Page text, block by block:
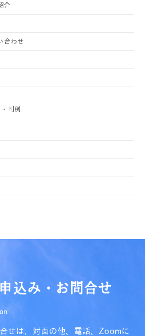
介
合わせ
判例
込み・お問合せ
せは、対面の他、電話、Zoomに